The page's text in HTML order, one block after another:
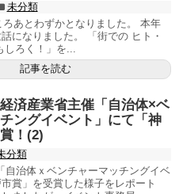
未分類
ろあとわずかとなりました。 本年
になりました。 「街での ヒト・
しろく！」を...
記事を読む
済産業省主催「自治体×ベ
ングイベント」にて「神
！(2)
分類
自治体ｘベンチャーマッチングイベ
賞」を受賞した様子をレポート